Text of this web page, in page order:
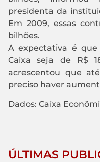
presidenta da
Em 2009, essas
bilhões.
A expectativa é
Caixa seja de R$
acrescentou que
preciso haver
Dados: Caixa
ÚLTIMAS